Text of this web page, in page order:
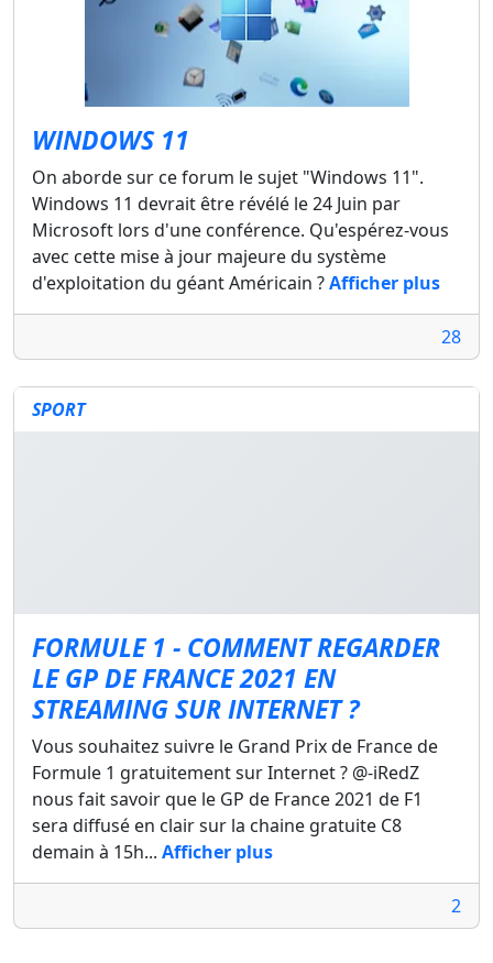
WINDOWS 11
On aborde sur ce forum le sujet "Windows 11".
Windows 11 devrait être révélé le 24 Juin par
Microsoft lors d'une conférence. Qu'espérez-vous
avec cette mise à jour majeure du système
d'exploitation du géant Américain ?Afficher plus
28
SPORT
FORMULE 1 - COMMENT REGARDER
LE GP DE FRANCE 2021 EN
STREAMING SUR INTERNET ?
Vous souhaitez suivre le Grand Prix de France de
Formule 1 gratuitement sur Internet ? @-iRedZ
nous fait savoir que le GP de France 2021 de F1
sera diffusé en clair sur la chaine gratuite C8
demain à 15h... Afficher plus
2